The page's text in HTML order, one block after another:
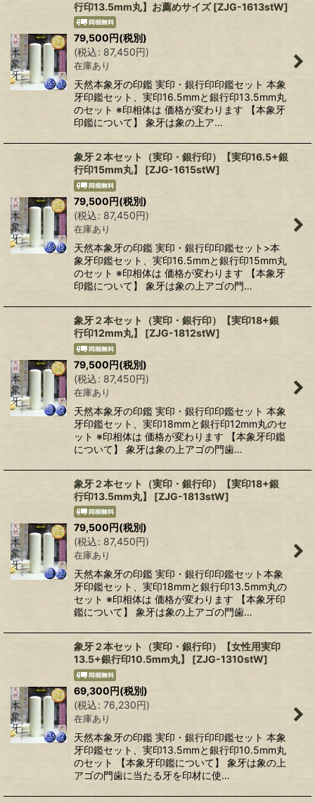
行印13.5mm丸】お薦めサイズ [ZJG-1613stW]
79,500円(税別)
(税込: 87,450円)
在庫あり
天然本象牙の印鑑 実印・銀行印印鑑セット 本象
牙印鑑セット、実印16.5mmと銀行印13.5mm丸
のセット ※印相体は 価格が変わります 【本象牙
印鑑について】 象牙は象の上ア…
象牙２本セット（実印・銀行印）【実印16.5+銀
行印15mm丸】
[ZJG-1615stW]
79,500円(税別)
(税込: 87,450円)
在庫あり
天然本象牙の印鑑 実印・銀行印印鑑セット>本
象牙印鑑セット、実印16.5mmと銀行印15mm丸
のセット ※印相体は 価格が変わります 【本象牙
印鑑について】 象牙は象の上アゴの門…
象牙２本セット（実印・銀行印）【実印18+銀
行印12mm丸】
[ZJG-1812stW]
79,500円(税別)
(税込: 87,450円)
在庫あり
天然本象牙の印鑑 実印・銀行印印鑑セット 本象
牙印鑑セット、実印18mmと銀行印12mm丸のセ
ット ※印相体は 価格が変わります 【本象牙印鑑
について】 象牙は象の上アゴの門歯…
象牙２本セット（実印・銀行印）【実印18+銀
行印13.5mm丸】
[ZJG-1813stW]
79,500円(税別)
(税込: 87,450円)
在庫あり
天然本象牙の印鑑 実印・銀行印印鑑セット本象
牙印鑑セット、実印18mmと銀行印13.5mm丸の
セット ※印相体は 価格が変わります 【本象牙印
鑑について】 象牙は象の上アゴの門歯…
象牙２本セット（実印・銀行印）【女性用実印
13.5+銀行印10.5mm丸】
[ZJG-1310stW]
69,300円(税別)
(税込: 76,230円)
在庫あり
天然本象牙の印鑑 実印・銀行印印鑑セット 本象
牙印鑑セット、実印13.5mmと銀行印10.5mm丸
のセット 【本象牙印鑑について】 象牙は象の上
アゴの門歯に当たる牙を印材に使…